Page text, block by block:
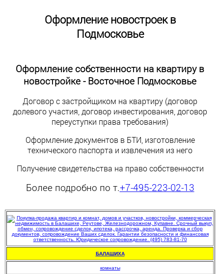
Оформление новостроек в
Подмосковье
Оформление собственности на квартиру в
новостройке - Восточное Подмосковье
Договор с застройщиком на квартиру (договор
долевого участия, договор инвестирования, договор
переуступки права требования)
Оформление документов в БТИ, изготовление
технического паспорта и извлечения из него
Получение свидетельства на право собственности
Более подробно по т.+7-495-223-02-13
БАЛАШИХА
комнаты